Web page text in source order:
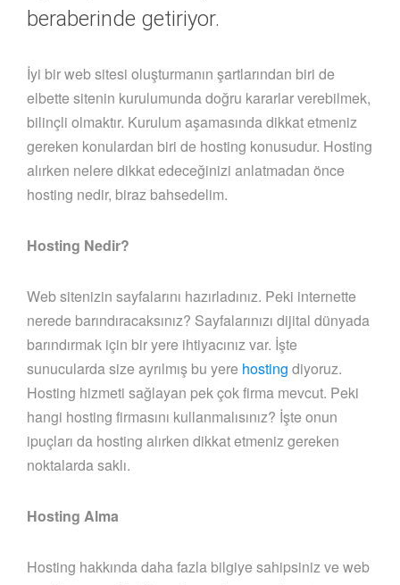
beraberinde getiriyor.
İyi bir web sitesi oluşturmanın şartlarından biri de
elbette sitenin kurulumunda doğru kararlar verebilmek,
bilinçli olmaktır. Kurulum aşamasında dikkat etmeniz
gereken konulardan biri de hosting konusudur. Hosting
alırken nelere dikkat edeceğinizi anlatmadan önce
hosting nedir, biraz bahsedelim.
Hosting Nedir?
Web sitenizin sayfalarını hazırladınız. Peki internette
nerede barındıracaksınız? Sayfalarınızı dijital dünyada
barındırmak için bir yere ihtiyacınız var. İşte
sunucularda size ayrılmış bu yere hosting diyoruz.
Hosting hizmeti sağlayan pek çok firma mevcut. Peki
hangi hosting firmasını kullanmalısınız? İşte onun
ipuçları da hosting alırken dikkat etmeniz gereken
noktalarda saklı.
Hosting Alma
Hosting hakkında daha fazla bilgiye sahipsiniz ve web